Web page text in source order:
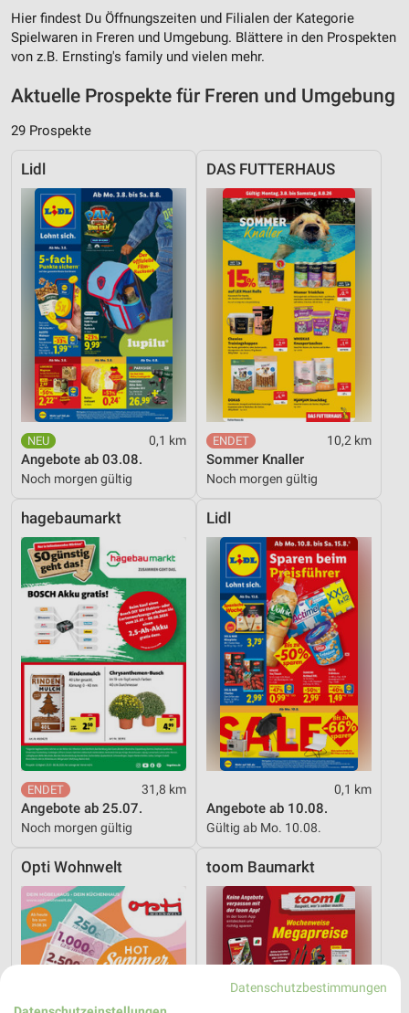
Hier findest Du Öffnungszeiten und Filialen der Kategorie
Spielwaren in Freren und Umgebung. Blättere in den Prospekten
von z.B. Ernsting's family und vielen mehr.
Aktuelle Prospekte für Freren und Umgebung
29 Prospekte
Lidl
0,1 km
Angebote ab 03.08.
Noch morgen gültig
DAS FUTTERHAUS
10,2 km
Sommer Knaller
Noch morgen gültig
hagebaumarkt
31,8 km
Angebote ab 25.07.
Noch morgen gültig
Lidl
0,1 km
Angebote ab 10.08.
Gültig ab Mo. 10.08.
Opti Wohnwelt toom Baumarkt
Datenschutzbestimmungen